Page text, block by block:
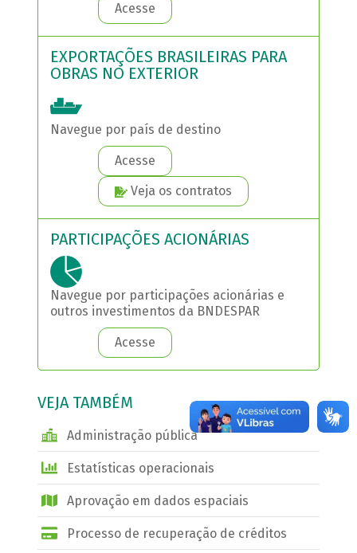
Acesse
EXPORTAÇÕES BRASILEIRAS PARA
OBRAS NO EXTERIOR
Navegue por país de destino
Acesse
Veja os contratos
PARTICIPAÇÕES ACIONÁRIAS
Navegue por participações acionárias e
outros investimentos da BNDESPAR
Acesse
VEJA TAMBÉM
Administração pública
Estatísticas operacionais
Aprovação em dados espaciais
Processo de recuperação de créditos